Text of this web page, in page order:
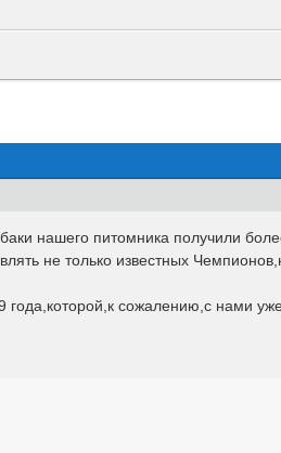
нашего питомника получили
не только известных
сожалению,с нами